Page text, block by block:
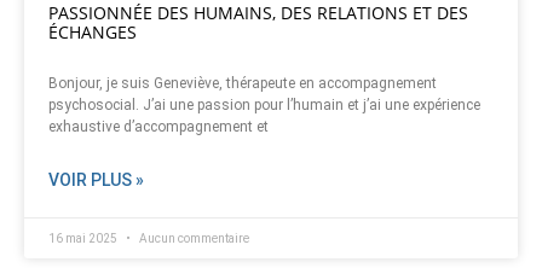
PASSIONNÉE DES HUMAINS, DES RELATIONS ET DES
ÉCHANGES
Bonjour, je suis Geneviève, thérapeute en accompagnement
psychosocial. J’ai une passion pour l’humain et j’ai une expérience
exhaustive d’accompagnement et
VOIR PLUS »
16 mai 2025 Aucun commentaire